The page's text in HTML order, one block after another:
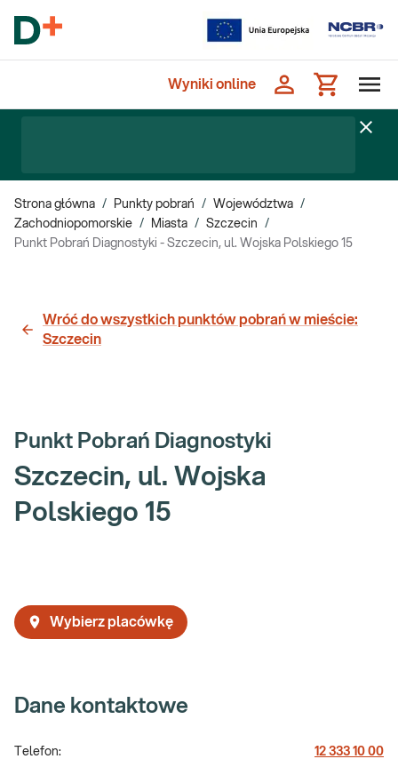
Wyniki online
Strona główna / Punkty pobrań / Województwa /
Zachodniopomorskie / Miasta / Szczecin
/
Punkt Pobrań Diagnostyki - Szczecin, ul. Wojska Polskiego 15
Wróć do wszystkich punktów pobrań w mieście:
Szczecin
Punkt Pobrań Diagnostyki
Szczecin, ul. Wojska
Polskiego 15
Wybierz placówkę
Dane kontaktowe
Telefon: 12 333 10 00